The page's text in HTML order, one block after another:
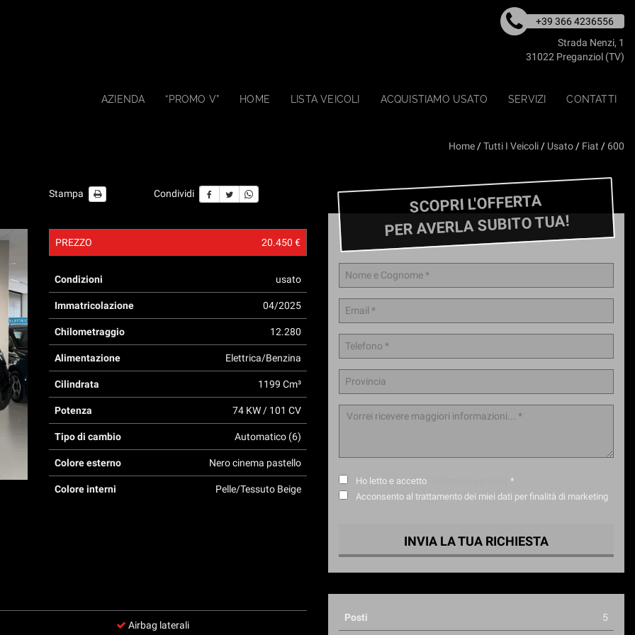
+39 366 4236556
Strada Nenzi, 1
31022 Preganziol (TV)
AZIENDA “PROMO V” HOME LISTA VEICOLI ACQUISTIAMO USATO SERVIZI CONTATTI
Home /Tutti I Veicoli / Usato / Fiat / 600
Stampa Condividi
PREZZO 20.450 €
Condizioni usato
Immatricolazione 04/2025
Chilometraggio 12.280
Alimentazione Elettrica/Benzina
Cilindrata 1199 Cm³
Potenza 74 KW / 101 CV
Tipo di cambio Automatico (6)
Colore esterno Nero cinema pastello
Colore interni Pelle/Tessuto Beige
SCOPRI L'OFFERTA
PER AVERLA SUBITO TUA!
Ho letto e accetto
*
Acconsento al trattamento dei miei dati per finalità di marketing
INVIA LA TUA RICHIESTA
Airbag laterali
Posti 5